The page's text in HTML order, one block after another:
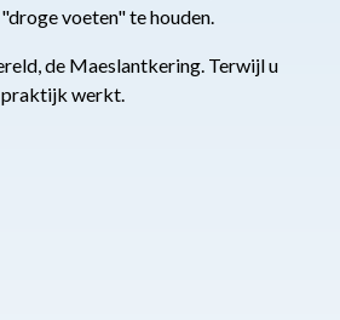
voeten" te houden.
de Maeslantkering. Terwijl u
praktijk werkt.